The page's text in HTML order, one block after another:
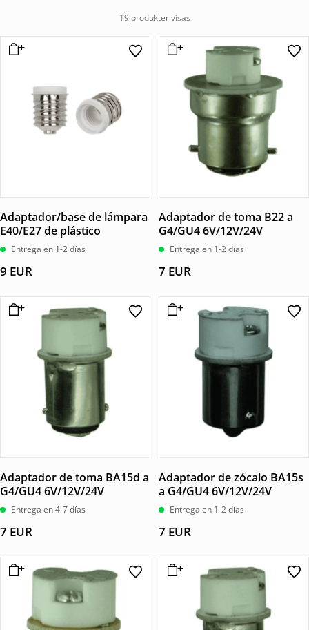
19 produkter visas
Adaptador/base de lámpara
E40/E27 de plástico
Entrega en 1-2 días
9 EUR
Adaptador de toma B22 a
G4/GU4 6V/12V/24V
Entrega en 1-2 días
7 EUR
Adaptador de toma BA15d a
G4/GU4 6V/12V/24V
Entrega en 4-7 días
7 EUR
Adaptador de zócalo BA15s
a G4/GU4 6V/12V/24V
Entrega en 1-2 días
7 EUR